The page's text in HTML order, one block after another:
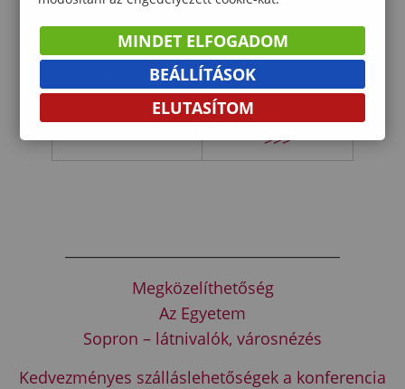
konferencia
szakmai részével
kapcsolatos
információkhoz
>>>
konferencia
tudományos
részével
kapcsolatos
információkhoz
>>>
Megközelíthetőség
Az Egyetem
Sopron – látnivalók, városnézés
Kedvezményes szálláslehetőségek a konferencia
MINDET ELFOGADOM
BEÁLLÍTÁSOK
ELUTASÍTOM